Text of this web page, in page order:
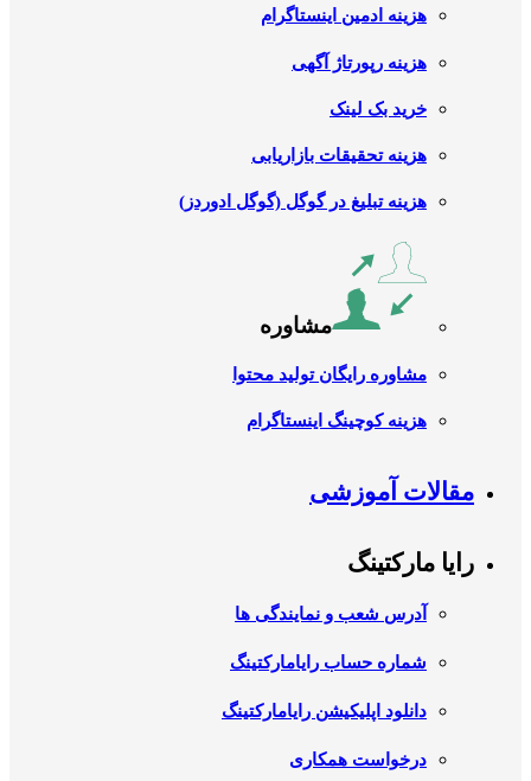
هزینه ادمین اینستاگرام
هزینه رپورتاژ آگهی
خرید بک لینک
هزینه تحقیقات بازاریابی
هزینه تبلیغ در گوگل (گوگل ادوردز)
مشاوره
مشاوره رایگان تولید محتوا
هزینه کوچینگ اینستاگرام
مقالات آموزشی
رایا مارکتینگ
آدرس شعب و نمایندگی ها
شماره حساب رایامارکتینگ
دانلود اپلیکیشن رایامارکتینگ
درخواست همکاری